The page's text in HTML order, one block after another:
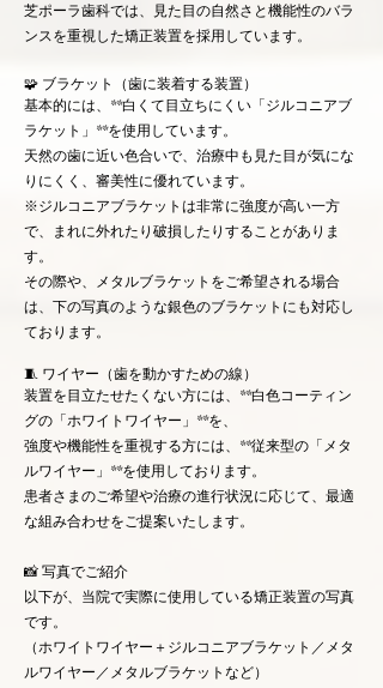
芝ポーラ歯科では、見た目の自然さと機能性のバラ
ンスを重視した矯正装置を採用しています。
🧩 ブラケット（歯に装着する装置）
基本的には、**白くて目立ちにくい「ジルコニアブ
ラケット」**を使用しています。
天然の歯に近い色合いで、治療中も見た目が気にな
りにくく、審美性に優れています。
※ジルコニアブラケットは非常に強度が高い一方
で、まれに外れたり破損したりすることがありま
す。
その際や、メタルブラケットをご希望される場合
は、下の写真のような銀色のブラケットにも対応し
ております。
🧵 ワイヤー（歯を動かすための線）
装置を目立たせたくない方には、**白色コーティン
グの「ホワイトワイヤー」**を、
強度や機能性を重視する方には、**従来型の「メタ
ルワイヤー」**を使用しております。
患者さまのご希望や治療の進行状況に応じて、最適
な組み合わせをご提案いたします。
📸 写真でご紹介
以下が、当院で実際に使用している矯正装置の写真
です。
（ホワイトワイヤー＋ジルコニアブラケット／メタ
ルワイヤー／メタルブラケットなど）